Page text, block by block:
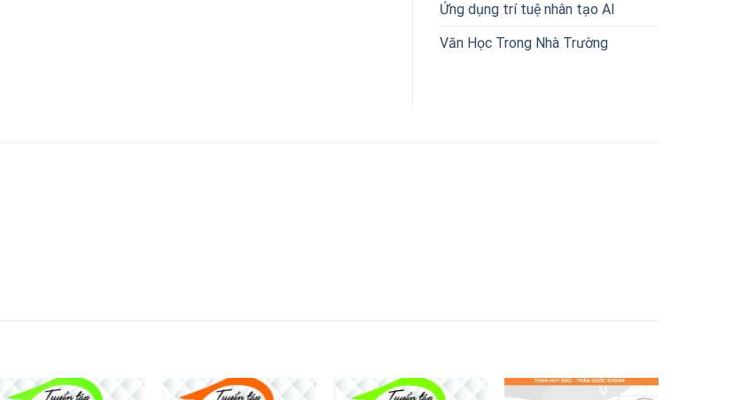
Ứng dụng trí tuệ nhân tạo AI
Văn Học Trong Nhà Trường